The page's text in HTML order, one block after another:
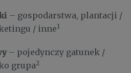
– gospodarstwa, plantacji /
/ inne1
– pojedynczy gatunek /
grupa2